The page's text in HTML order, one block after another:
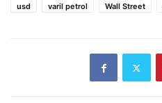
usd
varil petrol Wall Street